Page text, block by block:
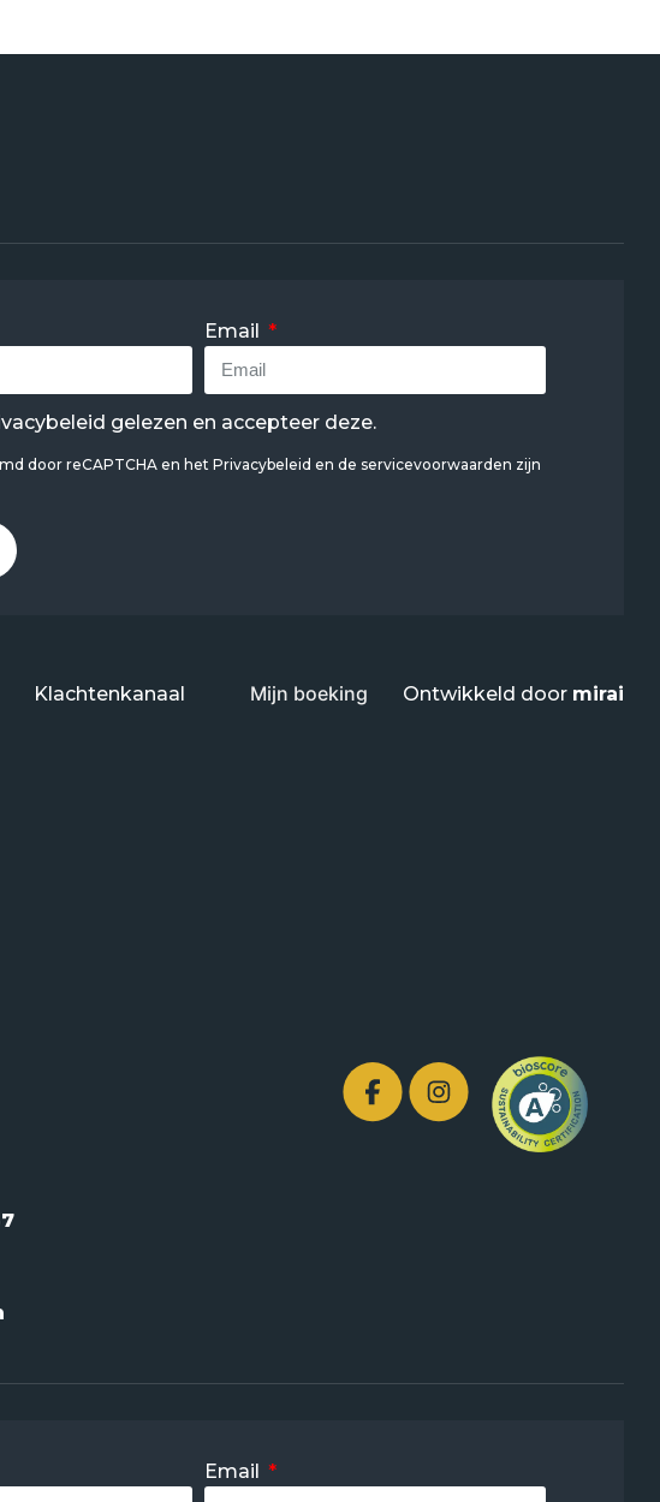
Email
gelezen en accepteer deze.
door reCAPTCHA en het Privacybeleid en de servicevoorwaarden zijn
Klachtenkanaal Mijn boeking Ontwikkeld door mirai
Email